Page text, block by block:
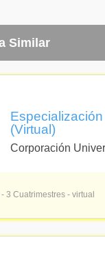
Similar
(Virtual)
Corporación
3 Cuatrimestres - virtual